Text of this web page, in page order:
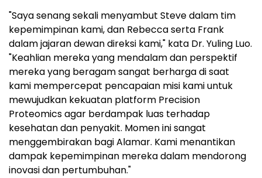
"Saya senang sekali menyambut Steve dalam tim
kepemimpinan kami, dan Rebecca serta Frank
dalam jajaran dewan direksi kami," kata Dr. Yuling Luo.
"Keahlian mereka yang mendalam dan perspektif
mereka yang beragam sangat berharga di saat
kami mempercepat pencapaian misi kami untuk
mewujudkan kekuatan platform Precision
Proteomics agar berdampak luas terhadap
kesehatan dan penyakit. Momen ini sangat
menggembirakan bagi Alamar. Kami menantikan
dampak kepemimpinan mereka dalam mendorong
inovasi dan pertumbuhan."